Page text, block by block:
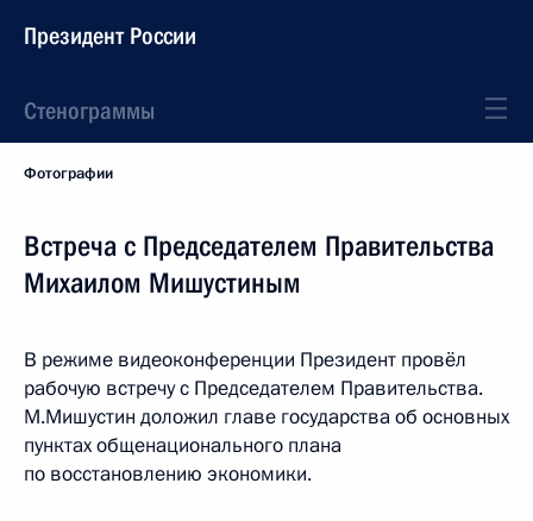
Президент России
Стенограммы
Фотографии
Встреча с Председателем Правительства
Михаилом Мишустиным
В режиме видеоконференции Президент провёл
рабочую встречу с Председателем Правительства.
М.Мишустин доложил главе государства об основных
пунктах общенационального плана
по восстановлению экономики.